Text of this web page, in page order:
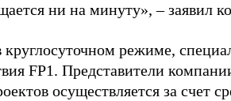
ни на минуту», – заявил
режиме,
FP1. Представители
осуществляется за счет